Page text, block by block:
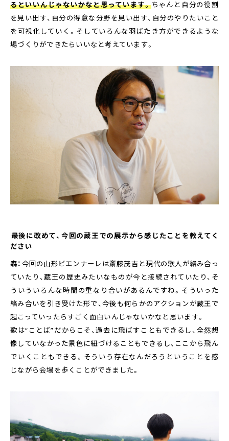
るといいんじゃないかなと思っています。ちゃんと自分の役割
を見い出す、自分の得意な分野を見い出す、自分のやりたいこと
を可視化していく。そしていろんな羽ばたき方ができるような
場づくりができたらいいなと考えています。
――最後に改めて、今回の蔵王での展示から感じたことを教えてく
ださい
森： 今回の山形ビエンナーレは斎藤茂吉と現代の歌人が絡み合っ
ていたり、蔵王の歴史みたいなものが今と接続されていたり、そ
ういういろんな時間の重なり合いがあるんですね。そういった
絡み合いを引き受けた形で、今後も何らかのアクションが蔵王で
起こっていったらすごく面白いんじゃないかなと思います。
歌は“ことば”だからこそ、過去に飛ばすこともできるし、全然想
像していなかった景色に紐づけることもできるし、ここから飛ん
でいくこともできる。そういう存在なんだろうということを感
じながら会場を歩くことができました。